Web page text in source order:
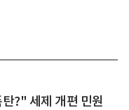
?" 세제 개편 민원